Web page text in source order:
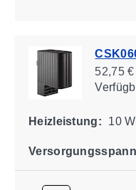
52,75
Heizleistung: 10 W